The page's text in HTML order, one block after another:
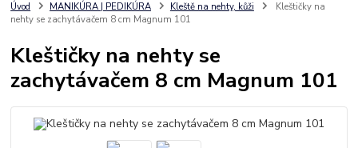
Úvod MANIKÚRA | PEDIKÚRA Kleště na nehty, kůži
Kleštičky na
nehty se zachytávačem 8 cm Magnum 101
Kleštičky na nehty se
zachytávačem 8 cm Magnum 101